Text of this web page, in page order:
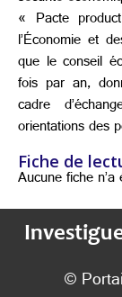
« Pacte
l’Économie et
que le conseil
fois par an,
cadre
orientations des
Fiche de
Aucune fiche
©